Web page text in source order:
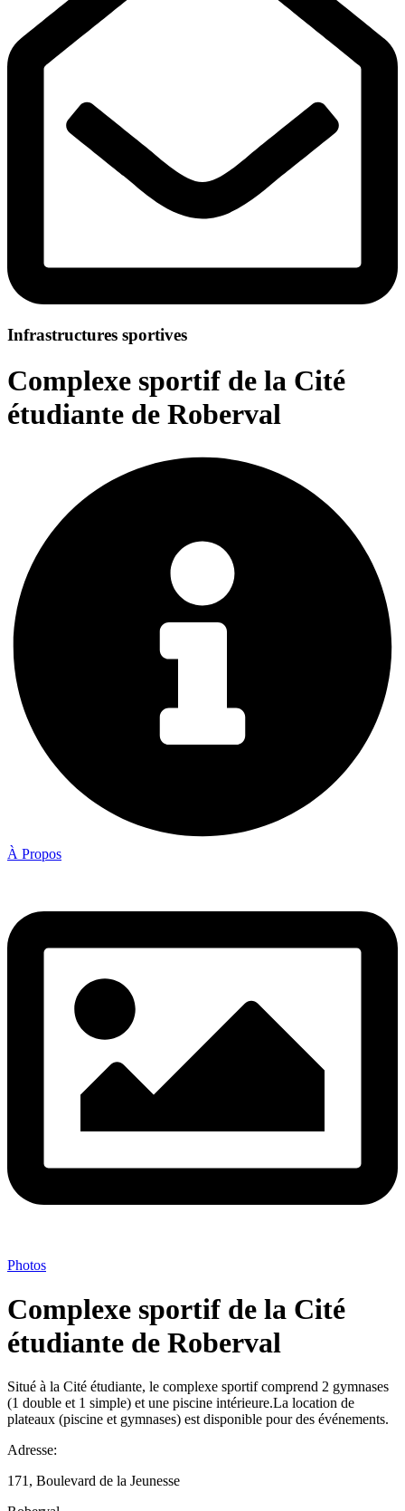
Infrastructures sportives
Complexe sportif de la Cité
étudiante de Roberval
À Propos
Photos
Complexe sportif de la Cité
étudiante de Roberval
Situé à la Cité étudiante, le complexe sportif comprend 2 gymnases
(1 double et 1 simple) et une piscine intérieure.La location de
plateaux (piscine et gymnases) est disponible pour des événements.
Adresse:
171, Boulevard de la Jeunesse